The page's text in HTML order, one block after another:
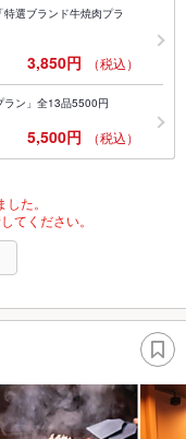
特選ブランド牛焼肉プラ
3,850円 （税込）
ラン」全13品5500円
5,500円 （税込）
た。
てください。